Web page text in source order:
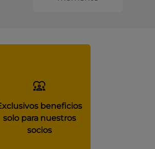
beneficios
solo para nuestros
socios